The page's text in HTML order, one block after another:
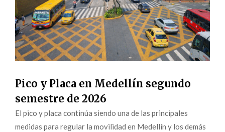
Pico y Placa en Medellín segundo
semestre de 2026
El pico y placa continúa siendo una de las principales
medidas para regular la movilidad en Medellín y los demás